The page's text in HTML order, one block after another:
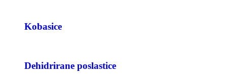
Kobasice
Dehidrirane poslastice